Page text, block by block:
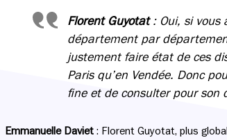
Florent Guyotat : Oui, si vous
département par
justement faire état de ces
Paris qu’en Vendée. Donc
fine et de consulter pour son
Emmanuelle Daviet : Florent Guyotat, plus